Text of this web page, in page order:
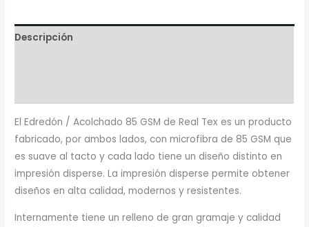
Descripción
El Edredón / Acolchado 85 GSM de Real Tex es un producto
fabricado, por ambos lados, con microfibra de 85 GSM que
es suave al tacto y cada lado tiene un diseño distinto en
impresión disperse. La impresión disperse permite obtener
diseños en alta calidad, modernos y resistentes.
Internamente tiene un relleno de gran gramaje y calidad